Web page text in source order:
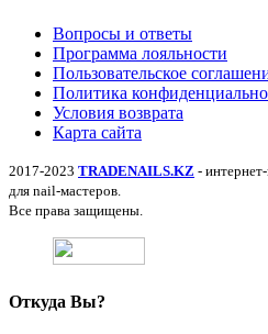
Вопросы и ответы
Программа лояльности
Пользовательское
Политика
Условия возврата
Карта сайта
2017-2023 TRADENAILS.KZ -
для nail-мастеров.
Все права защищены.
Откуда Вы?